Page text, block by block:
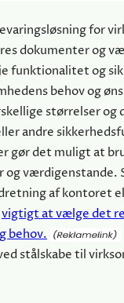
for
dokumenter og
funktionalitet og
behov og
størrelser og
andre
gør det muligt at
og værdigenstande.
af kontoret
vigtigt at vælge det
behov.
stålskabe til